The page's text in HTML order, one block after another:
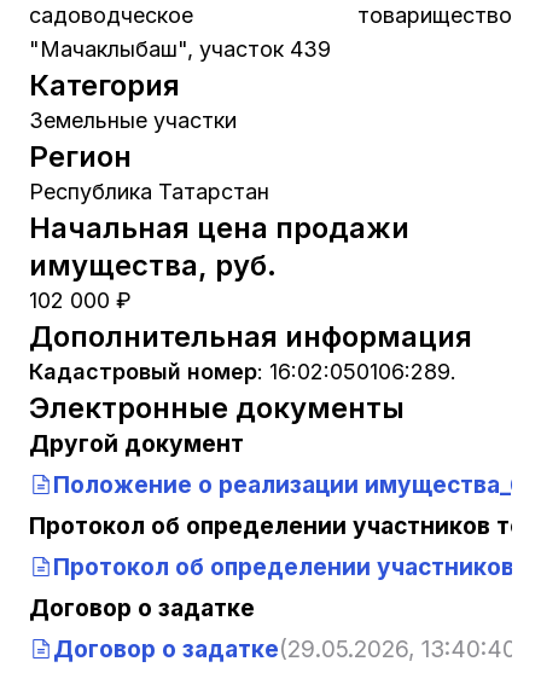
садоводческое товарищество
"Мачаклыбаш", участок 439
Категория
Земельные участки
Регион
Республика Татарстан
Начальная цена продажи
имущества, руб.
102 000 ₽
Дополнительная информация
Кадастровый номер: 16:02:050106:289.
Электронные документы
Другой документ
Положение о реализации
Протокол об определении участников
Протокол об определении участников
Договор о задатке
Договор о задатке(29.05.2026, 13:40:40)